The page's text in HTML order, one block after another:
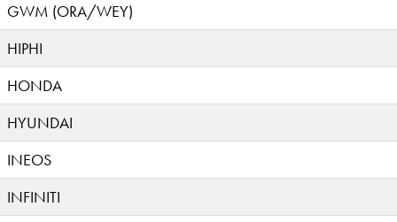
GWM (ORA/WEY)
HIPHI
HONDA
HYUNDAI
INEOS
INFINITI